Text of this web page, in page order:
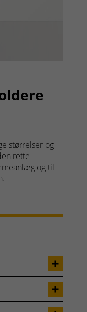
størrelser og
rette
og til